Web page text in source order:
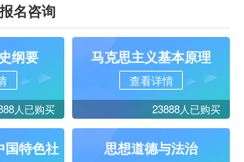
报名咨询
纲要
人已购买
马克思主义基本原理
查看详情
23888人已购买
国特色社
思想道德与法治